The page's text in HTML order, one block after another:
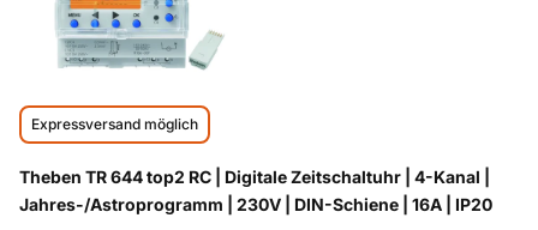
Expressversand möglich
Theben TR 644 top2 RC | Digitale Zeitschaltuhr | 4-Kanal |
Jahres-/Astroprogramm | 230V | DIN-Schiene | 16A | IP20